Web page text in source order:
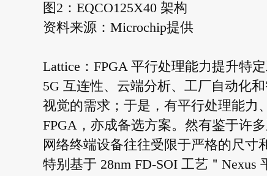
图2：EQCO125X40 架构
资料来源：Microchip提供
Lattice：FPGA 平行处理能力提升特
5G 互连性、云端分析、工厂自动化
视觉的需求；于是，有平行处理能力
FPGA，亦成备选方案。然有鉴于许
网络终端设备往往受限于严格的尺寸
特别基于 28nm FD-SOI 工艺＂